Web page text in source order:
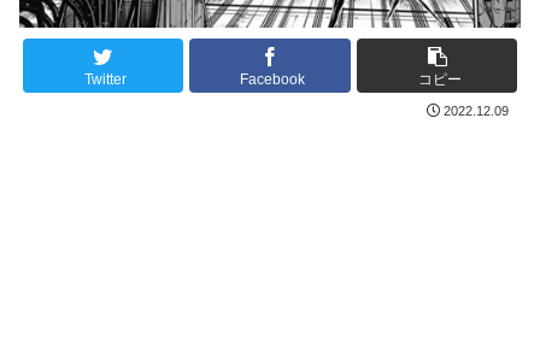
Twitter Facebook コピー
2022.12.09